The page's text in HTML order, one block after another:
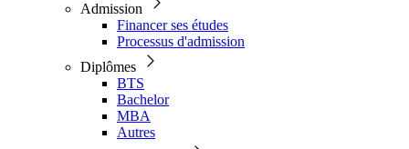
Admission
Financer ses études
Processus d'admission
Diplômes
BTS
Bachelor
MBA
Autres